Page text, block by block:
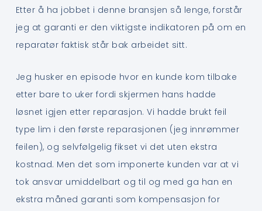
Etter å ha jobbet i denne bransjen så lenge, forstår
jeg at garanti er den viktigste indikatoren på om en
reparatør faktisk står bak arbeidet sitt.
Jeg husker en episode hvor en kunde kom tilbake
etter bare to uker fordi skjermen hans hadde
løsnet igjen etter reparasjon. Vi hadde brukt feil
type lim i den første reparasjonen (jeg innrømmer
feilen), og selvfølgelig fikset vi det uten ekstra
kostnad. Men det som imponerte kunden var at vi
tok ansvar umiddelbart og til og med ga han en
ekstra måned garanti som kompensasjon for